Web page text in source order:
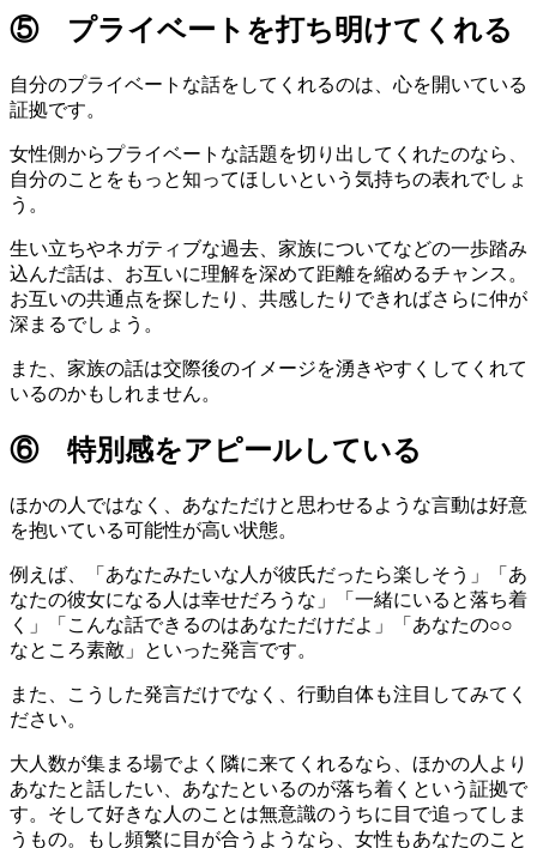
⑤ プライベートを打ち明けてくれる
自分のプライベートな話をしてくれるのは、心を開いている
証拠です。
女性側からプライベートな話題を切り出してくれたのなら、
自分のことをもっと知ってほしいという気持ちの表れでしょ
う。
生い立ちやネガティブな過去、家族についてなどの一歩踏み
込んだ話は、お互いに理解を深めて距離を縮めるチャンス。
お互いの共通点を探したり、共感したりできればさらに仲が
深まるでしょう。
また、家族の話は交際後のイメージを湧きやすくしてくれて
いるのかもしれません。
⑥ 特別感をアピールしている
ほかの人ではなく、あなただけと思わせるような言動は好意
を抱いている可能性が高い状態。
例えば、「あなたみたいな人が彼氏だったら楽しそう」「あ
なたの彼女になる人は幸せだろうな」「一緒にいると落ち着
く」「こんな話できるのはあなただけだよ」「あなたの○○
なところ素敵」といった発言です。
また、こうした発言だけでなく、行動自体も注目してみてく
ださい。
大人数が集まる場でよく隣に来てくれるなら、ほかの人より
あなたと話したい、あなたといるのが落ち着くという証拠で
す。そして好きな人のことは無意識のうちに目で追ってしま
うもの。もし頻繁に目が合うようなら、女性もあなたのこと